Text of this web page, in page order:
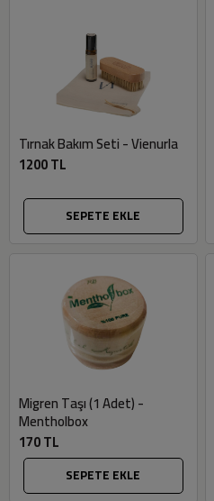
Tırnak Bakım Seti - Vienurla
1200 TL
SEPETE EKLE
Migren Taşı (1 Adet) -
Mentholbox
170 TL
SEPETE EKLE